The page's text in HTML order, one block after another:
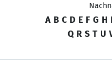
A B C D E F G H
Q R S T U